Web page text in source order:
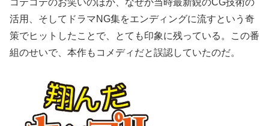
コテコテのお笑いのほか、なぜか当時最新鋭のCG技術の
活用、そしてドラマNG集をエンディングに流すという奇
策でヒットしたことで、とても印象に残っている。この番
組のせいで、本作もコメディだと誤認していたのだ。